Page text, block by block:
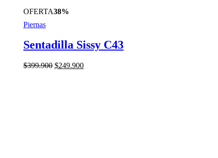
OFERTA38%
Piernas
Sentadilla Sissy C43
$399.900 El
$249.900El